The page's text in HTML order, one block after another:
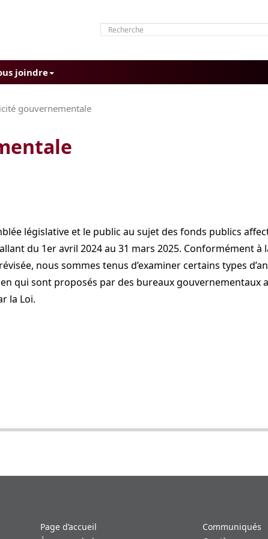
joindre
gouvernementale
législative et le public au sujet des fonds publics
du 1er avril 2024 au 31 mars 2025. Conformément à
nous sommes tenus d’examiner certains types
qui sont proposés par des bureaux gouvernementaux
la Loi.
Page d’accueil
Communiqués